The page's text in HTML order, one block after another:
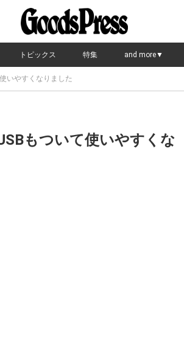
トピックス 特集 and more▼
いやすくなりました
もついて使いやすくな